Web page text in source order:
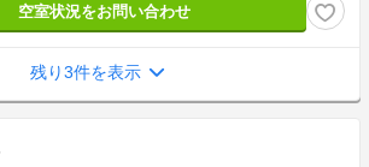
空室状況をお問い合わせ
残り3件を表示